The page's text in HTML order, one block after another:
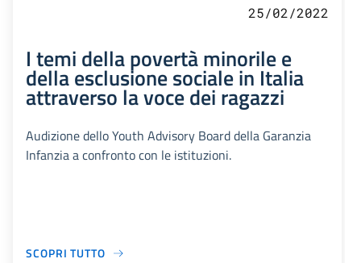
25/02/2022
I temi della povertà minorile e
della esclusione sociale in Italia
attraverso la voce dei ragazzi
Audizione dello Youth Advisory Board della Garanzia
Infanzia a confronto con le istituzioni.
SCOPRI TUTTO